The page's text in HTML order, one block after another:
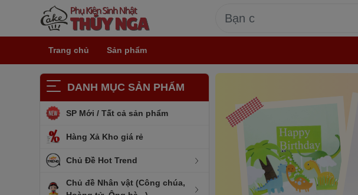
Trang chủ Sản phẩm
DANH MỤC SẢN PHẨM
SP Mới / Tất cả sản phẩm
Hàng Xả Kho giá rẻ
Chủ Đề Hot Trend
Chủ đề Nhân vật (Công chúa,